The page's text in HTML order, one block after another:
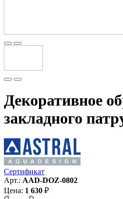
Декоративное
закладного
Сертификат
Арт.: AAD-DOZ-0802
Цена: 1 630 ₽